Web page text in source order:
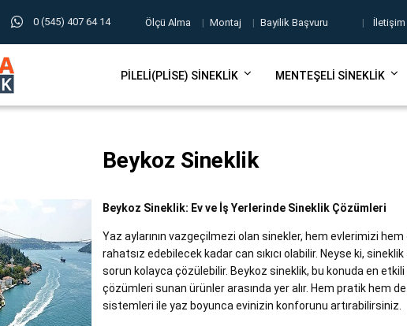
0 (545) 407 64 14 Ölçü Alma | Montaj | Bayilik Başvuru | İletişim
PILELI(PLISE) SINEKLIK MENTEŞELI SINEKLIK
Beykoz Sineklik
Beykoz Sineklik: Ev ve İş Yerlerinde Sineklik Çözümleri
Yaz aylarının vazgeçilmezi olan sinekler, hem evlerimizi
rahatsız edebilecek kadar can sıkıcı olabilir. Neyse ki,
sorun kolayca çözülebilir. Beykoz sineklik, bu konuda en
çözümleri sunan ürünler arasında yer alır. Hem pratik hem de
sistemleri ile yaz boyunca evinizin konforunu artırabilirsiniz.